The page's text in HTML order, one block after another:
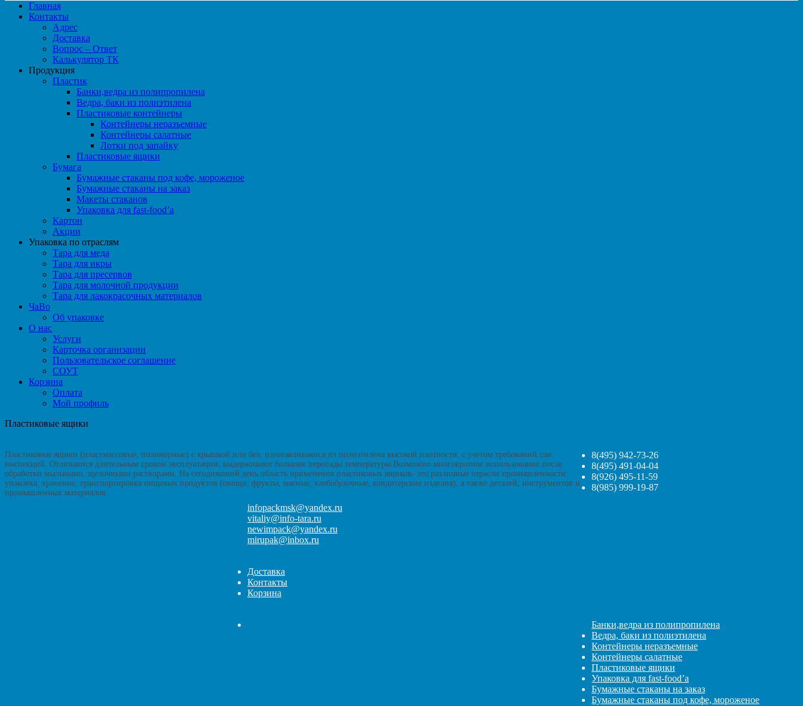
Главная
Контакты
Адрес
Доставка
Вопрос – Ответ
Калькулятор ТК
Продукция
Пластик
Банки,ведра из полипропилена
Ведра, баки из полиэтилена
Пластиковые контейнеры
Контейнеры неразъемные
Контейнеры салатные
Лотки под запайку
Пластиковые ящики
Бумага
Бумажные стаканы под кофе, мороженое
Бумажные стаканы на заказ
Макеты стаканов
Упаковка для fast-food’а
Картон
Акции
Упаковка по отраслям
Тара для меда
Тара для икры
Тара для пресервов
Тара для молочной продукции
Тара для лакокрасочных материалов
ЧаВо
Об упаковке
О нас
Услуги
Карточка организации
Пользовательское соглашение
СОУТ
Корзина
Оплата
Мой профиль
Пластиковые ящики
Пластиковые ящики (пластмассовые, полимерные) с крышкой или без, изготавливаются из полиэтилена высокой плотности, с учетом требований сан.
инспекций. Отличаются длительным сроком эксплуатации, выдерживают большие перепады температуры.Возможно многократное использование после
обработки мыльными, щелочными растворами. На сегодняшний день область применения пластиковых ящиков- это различные отрасли промышленности:
упаковка, хранение, транспортировка пищевых продуктов (овощи, фрукты, мясные, хлебобулочные, кондитерские изделия), а также деталей, инструментов и
промышленных материалов.
8(495) 942-73-26
8(495) 491-04-04
8(926) 495-11-59
8(985) 999-19-87
infopackmsk@yandex.ru
vitaliy@info-tara.ru
newimpack@yandex.ru
mirupak@inbox.ru
Доставка
Контакты
Корзина
Банки,ведра из полипропилена
Ведра, баки из полиэтилена
Контейнеры неразъемные
Контейнеры салатные
Пластиковые ящики
Упаковка для fast-food’а
Бумажные стаканы на заказ
Бумажные стаканы под кофе, мороженое